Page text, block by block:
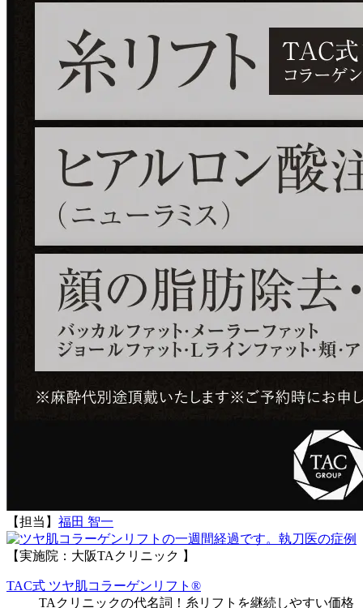
【担当】 福田 智一
執刀医の症例
【実施院：大阪TAクリニック 】
TAC式 ツヤ肌コラーゲンリフト®
TAクリニックの代名詞！糸リフトを継続しやすい価格